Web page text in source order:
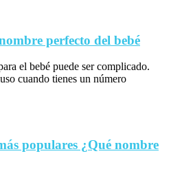
perfecto del bebé
el bebé puede ser complicado.
cuando tienes un número
populares ¿Qué nombre